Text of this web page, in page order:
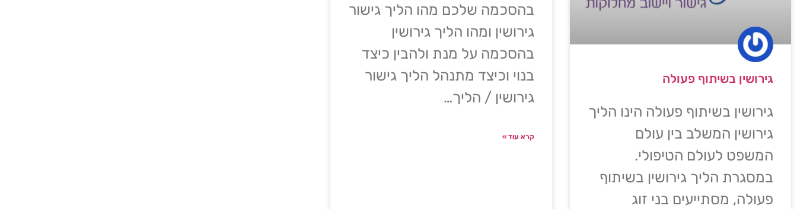
גירושין בשיתוף פעולה
גירושין בשיתוף פעולה הינו הליך
גירושין המשלב בין עולם
המשפט לעולם הטיפולי.
במסגרת הליך גירושין בשיתוף
פעולה, מסתייעים בני זוג
בהסכמה שלכם מהו הליך גישור
גירושין ומהו הליך גירושין
בהסכמה על מנת ולהבין כיצד
בנוי וכיצד מתנהל הליך גישור
גירושין / הליך…
קרא עוד »